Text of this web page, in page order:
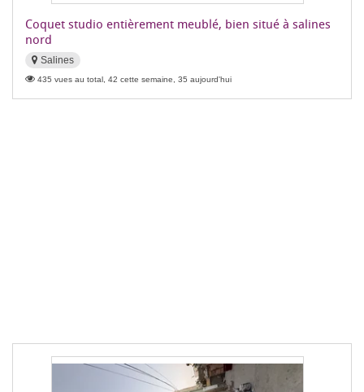
Coquet studio entièrement meublé, bien situé à salines
nord
Salines
435 vues au total, 42 cette semaine, 35 aujourd'hui